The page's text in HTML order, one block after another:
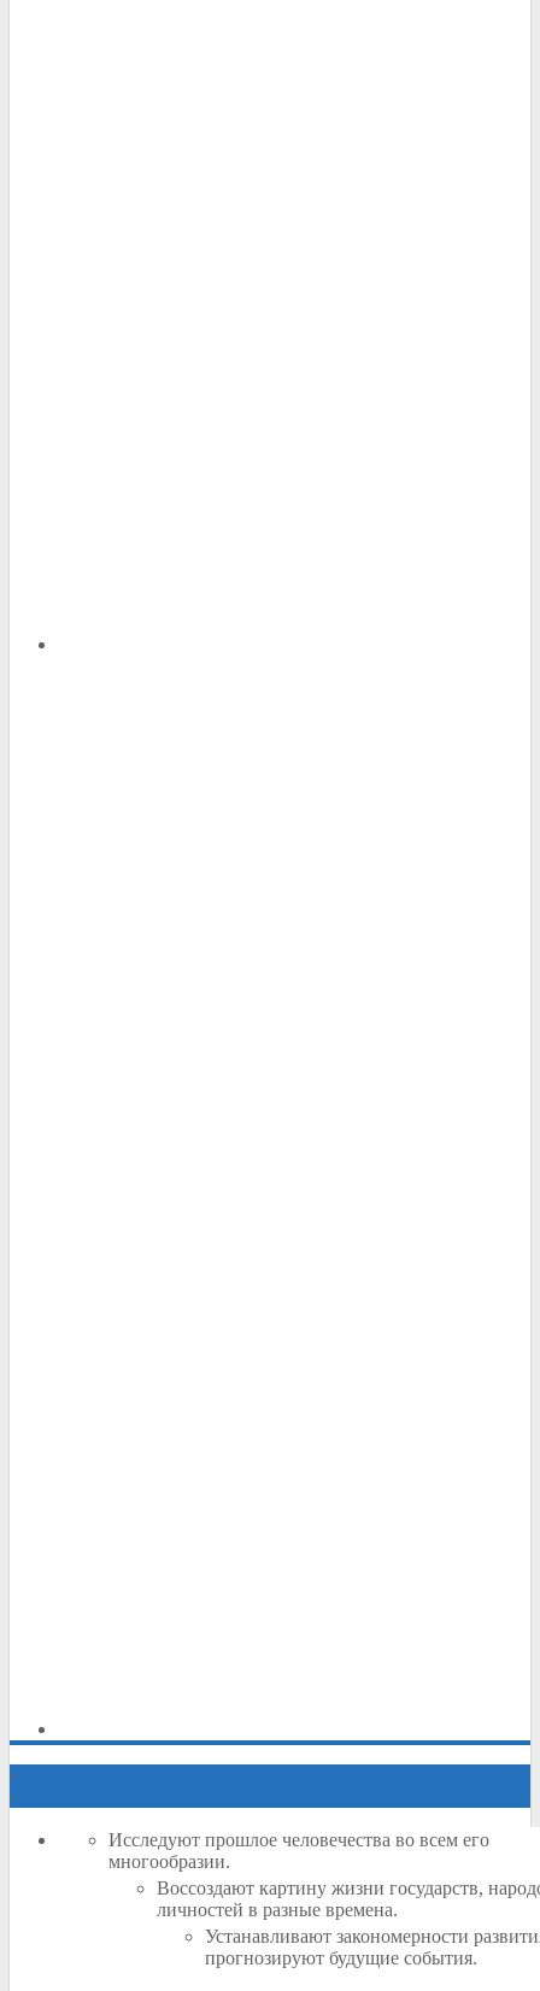
›
‹
Исследуют прошлое человечества во всем его
многообразии.
Воссоздают картину жизни государств,
личностей в разные времена.
Устанавливают закономерности
прогнозируют будущие события.